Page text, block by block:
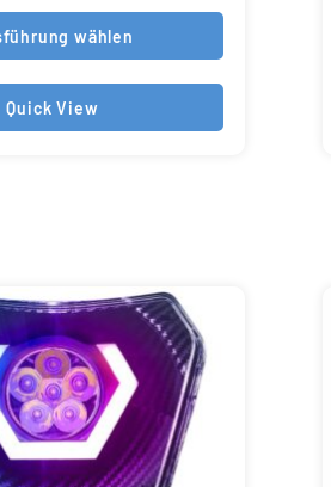
wählen
Quick View